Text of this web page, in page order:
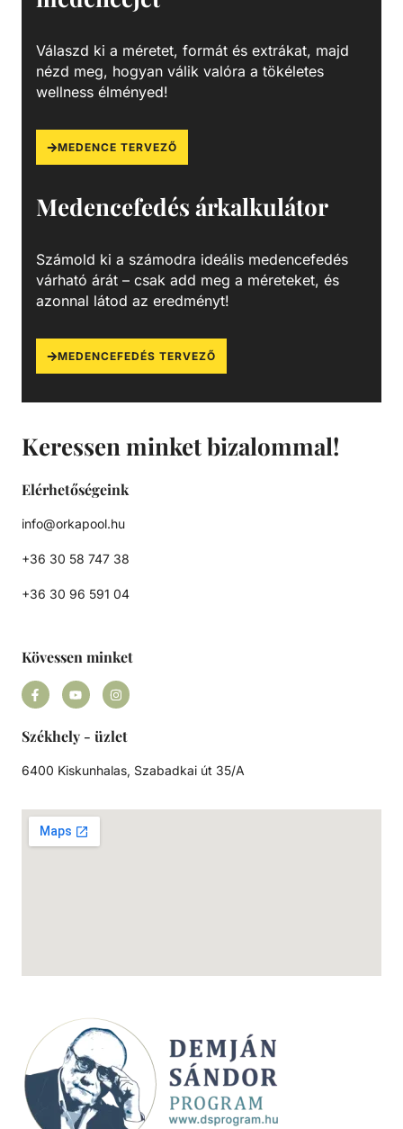
Keressen minket bizalommal!
Elérhetőségeink
info@orkapool.hu
+36 30 58 747 38
+36 30 96 591 04
Kövessen minket
Székhely - üzlet
6400 Kiskunhalas, Szabadkai út 35/A
Válaszd ki a méretet, formát és extrákat, majd
nézd meg, hogyan válik valóra a tökéletes
wellness élményed!
MEDENCE TERVEZŐ
Medencefedés árkalkulátor
Számold ki a számodra ideális medencefedés
várható árát – csak add meg a méreteket, és
azonnal látod az eredményt!
MEDENCEFEDÉS TERVEZŐ